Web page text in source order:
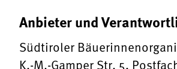
Anbieter und
Südtiroler
K.-M.-Gamper Str. 5,